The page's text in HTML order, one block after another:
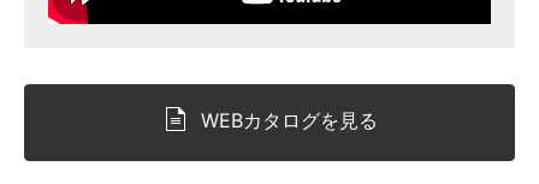
WEBカタログを見る